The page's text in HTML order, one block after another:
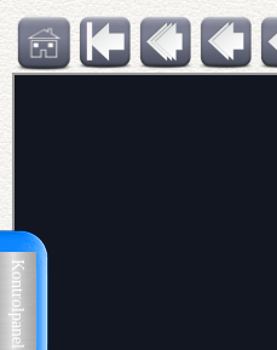
Kontrolpanel